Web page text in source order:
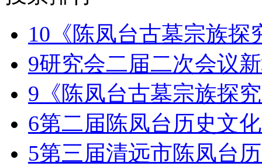
10 《陈凤台古墓宗族
9研究会二届二次会议
9 《陈凤台古墓宗族探
6第二届陈凤台历史文
5第三届清远市陈凤台